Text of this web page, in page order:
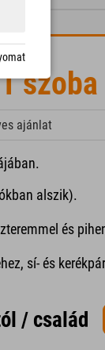
szoba
ajánlat
alszik).
és
sí- és
/ család